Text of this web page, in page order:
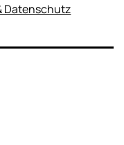
Datenschutz